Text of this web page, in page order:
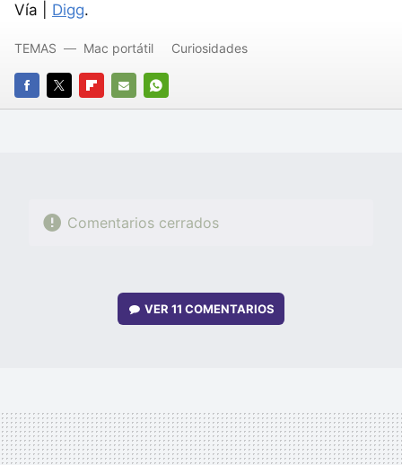
Vía | Digg.
FACEBOOK
TWITTERFLIPBOARD
E-
WHATSAPP
TEMAS Mac portátil Curiosidades
Comentarios cerrados
VER11 COMENTARIOS